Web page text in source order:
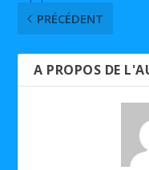
PRÉCÉDENT
A PROPOS DE